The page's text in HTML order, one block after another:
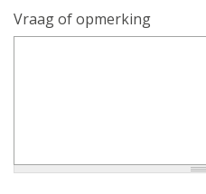
Vraag of opmerking